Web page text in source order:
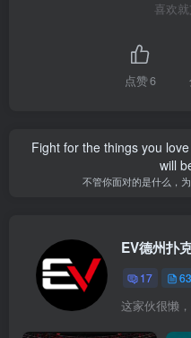
喜欢
点赞6
Fight for the things you
will
不管你面对的是什么，
EV德州扑
17
这家伙很懒